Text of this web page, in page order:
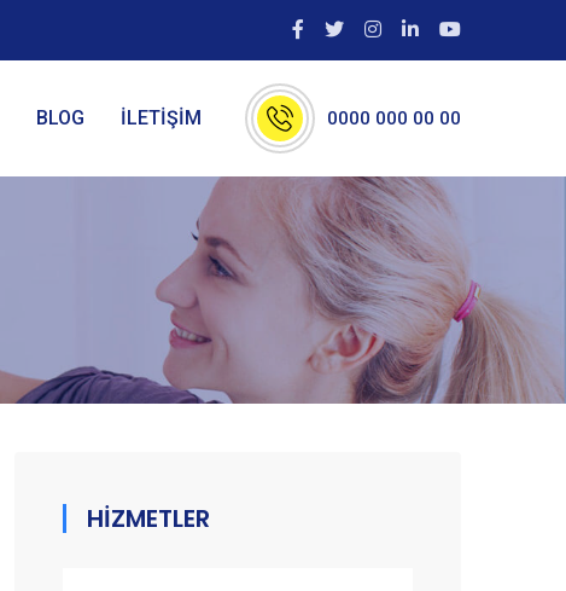
BLOG İLETİŞİM 0000 000 00 00
HİZMETLER